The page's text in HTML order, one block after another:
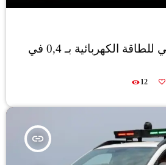
ارتفاع الإنتاج الوطني للطاقة الكهربائية بـ 0,4 في
12
insert_link